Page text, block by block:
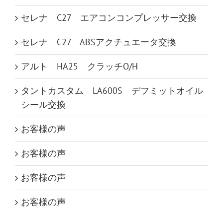
セレナ C27 エアコンコンプレッサー交換
セレナ C27 ABSアクチュエータ交換
アルト HA25 クラッチO/H
タントカスタム LA600S デフミットオイル
シール交換
お客様の声
お客様の声
お客様の声
お客様の声